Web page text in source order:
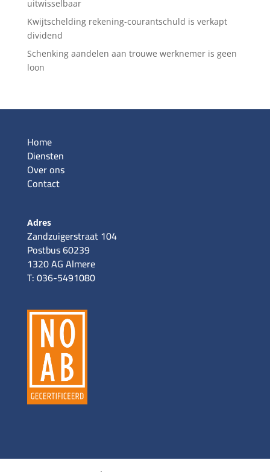
uitwisselbaar
Kwijtschelding rekening-courantschuld is verkapt
dividend
Schenking aandelen aan trouwe werknemer is geen
loon
Home
Diensten
Over ons
Contact
Adres
Zandzuigerstraat 104
Postbus 60239
1320 AG Almere
T: 036-5491080